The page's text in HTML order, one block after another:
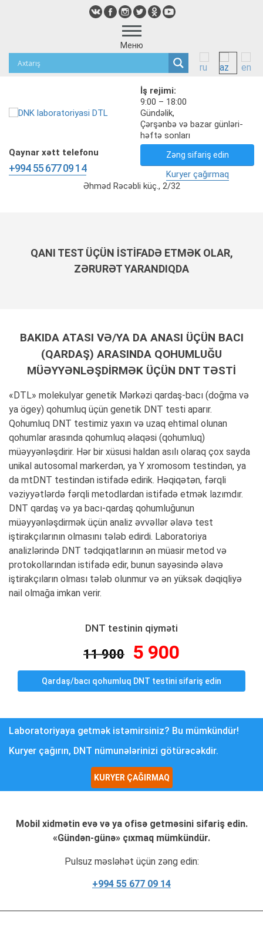
Меню
İş rejimi:
9:00 – 18:00
Gündəlik,
Çərşənbə və bazar günləri-
həftə sonları
Qaynar xətt telefonu
+994 55 677 09 14
Zəng sifariş edin
Kuryer çağırmaq
Əhməd Rəcəbli küç., 2/32
QANI TEST ÜÇÜN ISTIFADƏ ETMƏK OLAR,
ZƏRURƏT YARANDIQDA
BAKIDA ATASI VƏ/YA DA ANASI ÜÇÜN BACI
(QARDAŞ) ARASINDA QOHUMLUĞU
MÜƏYYƏNLƏŞDIRMƏK ÜÇÜN DNT TƏSTI
«DTL» molekulyar genetik Mərkəzi qardaş-bacı (doğma və
ya ögey) qohumluq üçün genetik DNT testi aparır.
Qohumluq DNT testimiz yaxın və uzaq ehtimal olunan
qohumlar arasında qohumluq əlaqəsi (qohumluq)
müəyyənləşdirir. Hər bir xüsusi haldan asılı olaraq çox sayda
unikal autosomal markerdən, ya Y xromosom testindən, ya
da mtDNT testindən istifadə edirik. Həqiqətən, fərqli
vəziyyətlərdə fərqli metodlardan istifadə etmək lazımdır.
DNT qardaş və ya bacı-qardaş qohumluğunun
müəyyənləşdirmək üçün analiz əvvəllər əlavə test
iştirakçılarının olmasını tələb edirdi. Laboratoriya
analizlərində DNT tədqiqatlarının ən müasir metod və
protokollarından istifadə edir, bunun sayəsində əlavə
iştirakçıların olması tələb olunmur və ən yüksək dəqiqliyə
nail olmağa imkan verir.
DNT testinin qiyməti
11 900 5 900
Qardaş/bacı qohumluq DNT testini sifariş edin
Laboratoriyaya getmək istəmirsiniz? Bu mümkündür!
Kuryer çağırın, DNT nümunələrinizi götürəcəkdir.
KURYER ÇAĞIRMAQ
Mobil xidmətin evə və ya ofisə getməsini sifariş edin.
«Gündən-günə» çıxmaq mümkündür.
Pulsuz məsləhət üçün zəng edin:
+994 55 677 09 14